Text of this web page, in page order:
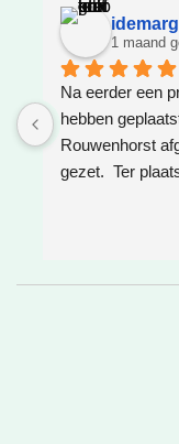
1 maand
Na eerder een
hebben
Rouwenhorst
gezet.  Ter